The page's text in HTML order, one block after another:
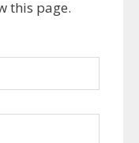
this page.